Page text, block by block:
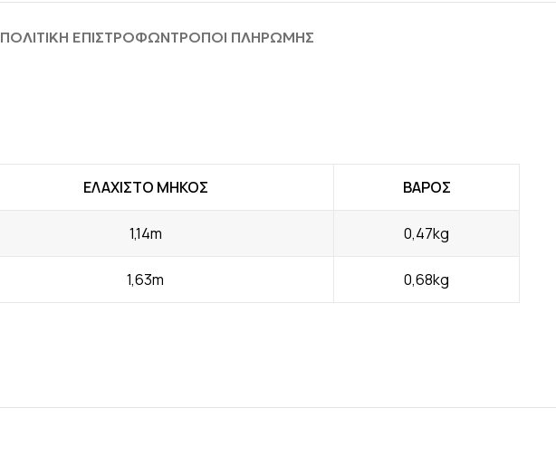
ΠΟΛΙΤΙΚΗ ΕΠΙΣΤΡΟΦΩΝΤΡΟΠΟΙ ΠΛΗΡΩΜΗΣ
ΕΛΑΧΙΣΤΟ ΜΗΚΟΣ ΒΑΡΟΣ
1,14m 0,47kg
1,63m 0,68kg